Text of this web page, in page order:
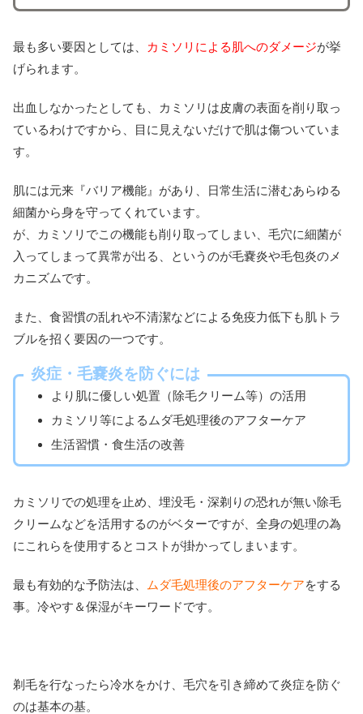
最も多い要因としては、 カミソリによる肌へのダメージが挙
げられます。
出血しなかったとしても、カミソリは皮膚の表面を削り取っ
ているわけですから、目に見えないだけで肌は傷ついていま
す。
肌には元来『バリア機能』があり、日常生活に潜むあらゆる
細菌から身を守ってくれています。
が、カミソリでこの機能も削り取ってしまい、毛穴に細菌が
入ってしまって異常が出る、というのが毛嚢炎や毛包炎のメ
カニズムです。
また、食習慣の乱れや不清潔などによる免疫力低下も肌トラ
ブルを招く要因の一つです。
炎症・毛嚢炎を防ぐには
より肌に優しい処置（除毛クリーム等）の活用
カミソリ等によるムダ毛処理後のアフターケア
生活習慣・食生活の改善
カミソリでの処理を止め、埋没毛・深剃りの恐れが無い除毛
クリームなどを活用するのがベターですが、全身の処理の為
にこれらを使用するとコストが掛かってしまいます。
最も有効的な予防法は、 ムダ毛処理後のアフターケアをする
事。冷やす＆保湿がキーワードです。
剃毛を行なったら冷水をかけ、毛穴を引き締めて炎症を防ぐ
のは基本の基。